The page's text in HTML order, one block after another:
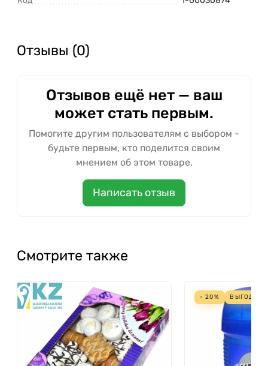
Отзывы (0)
Отзывов ещё нет — ваш
может стать первым.
Помогите другим пользователям с выбором -
будьте первым, кто поделится своим
мнением об этом товаре.
Написать отзыв
Смотрите также
- 20% ВЫГОДА